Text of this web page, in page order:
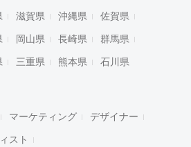
滋賀県 沖縄県 佐賀県
岡山県 長崎県 群馬県
三重県 熊本県 石川県
マーケティング デザイナー
スト